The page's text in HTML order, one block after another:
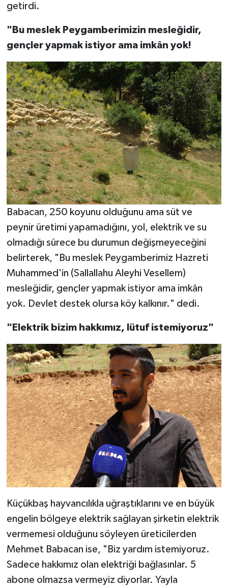
getirdi.
"Bu meslek Peygamberimizin mesleğidir,
gençler yapmak istiyor ama imkân yok!
Babacan, 250 koyunu olduğunu ama süt ve
peynir üretimi yapamadığını, yol, elektrik ve su
olmadığı sürece bu durumun değişmeyeceğini
belirterek, "Bu meslek Peygamberimiz Hazreti
Muhammed'in (Sallallahu Aleyhi Vesellem)
mesleğidir, gençler yapmak istiyor ama imkân
yok. Devlet destek olursa köy kalkınır." dedi.
"Elektrik bizim hakkımız, lütuf istemiyoruz"
Küçükbaş hayvancılıkla uğraştıklarını ve en büyük
engelin bölgeye elektrik sağlayan şirketin elektrik
vermemesi olduğunu söyleyen üreticilerden
Mehmet Babacan ise, "Biz yardım istemiyoruz.
Sadece hakkımız olan elektriği bağlasınlar. 5
abone olmazsa vermeyiz diyorlar. Yayla